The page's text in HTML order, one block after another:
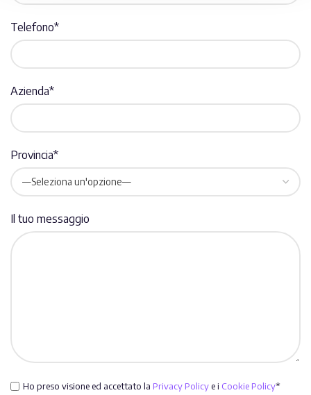
Telefono*
Azienda*
Provincia*
Il tuo messaggio
Ho preso visione ed accettato la Privacy Policy e i Cookie Policy*